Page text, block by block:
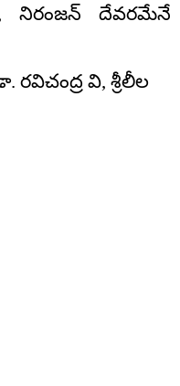
నిరంజన్ దేవరమేనే
వి, శ్రీలీల